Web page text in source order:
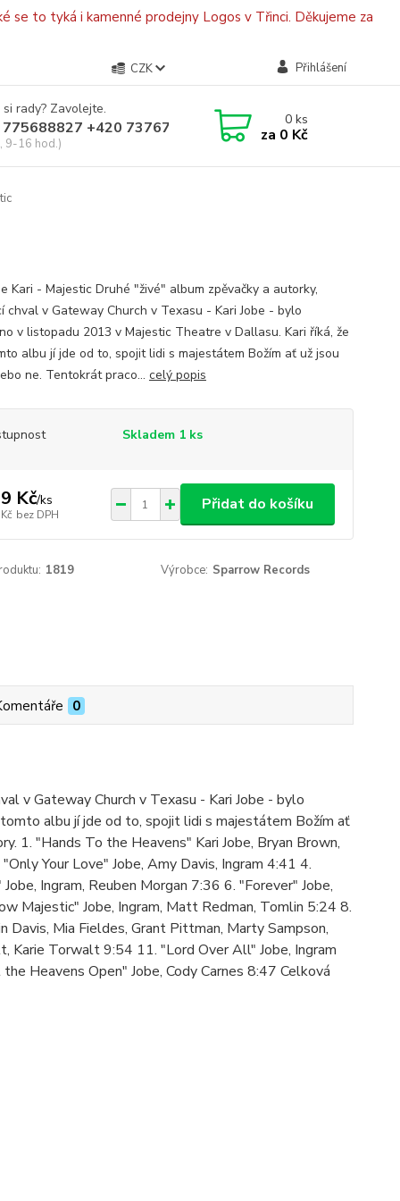
se to tyká i kamenné prodejny Logos v Třinci. Děkujeme za
CZK Přihlášení
rady? Zavolejte.
+420 737670415
9-16 hod.)
0ks
za 0 Kč
Kari - Majestic Druhé "živé" album zpěvačky a autorky,
chval v Gateway Church v Texasu - Kari Jobe - bylo
v listopadu 2013 v Majestic Theatre v Dallasu. Kari říká, že
albu jí jde od to, spojit lidi s majestátem Božím ať už jsou
ne. Tentokrát praco... celý popis
Skladem 1 ks
Kč/ks
bez DPH
Přidat do košíku
1819 Výrobce: Sparrow Records
0
v Gateway Church v Texasu - Kari Jobe - bylo
albu jí jde od to, spojit lidi s majestátem Božím ať
1. "Hands To the Heavens" Kari Jobe, Bryan Brown,
Your Love" Jobe, Amy Davis, Ingram 4:41 4.
Ingram, Reuben Morgan 7:36 6. "Forever" Jobe,
Majestic" Jobe, Ingram, Matt Redman, Tomlin 5:24 8.
Mia Fieldes, Grant Pittman, Marty Sampson,
Karie Torwalt 9:54 11. "Lord Over All" Jobe, Ingram
Heavens Open" Jobe, Cody Carnes 8:47 Celková